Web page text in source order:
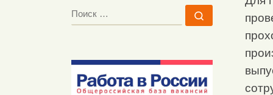
ПОИСК Поиск …